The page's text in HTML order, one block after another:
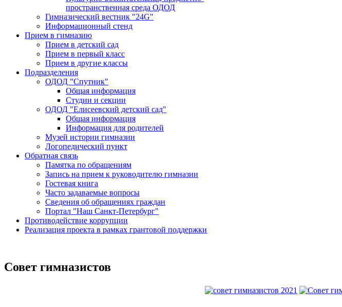
пространственная среда ОДОД
Гимназический вестник "24G"
Информационный стенд
Прием в гимназию
Прием в детский сад
Прием в первый класс
Прием в другие классы
Подразделения
ОДОД "Спутник"
Общая информация
Студии и секции
ОДОД "Елисеевский детский сад"
Общая информация
Информация для родителей
Музей истории гимназии
Логопедический пункт
Обратная связь
Памятка по обращениям
Запись на прием к руководителю гимназии
Гостевая книга
Часто задаваемые вопросы
Сведения об обращениях граждан
Портал "Наш Санкт-Петербург"
Противодействие коррупции
Реализация проекта в рамках грантовой поддержки
Совет гимназистов